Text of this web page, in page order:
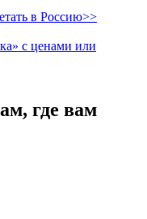
в Россию>>
с ценами или
где вам